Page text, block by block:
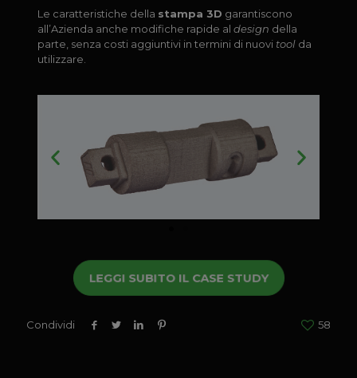
Le caratteristiche della stampa 3D garantiscono
all’Azienda anche modifiche rapide al design della
parte, senza costi aggiuntivi in termini di nuovi toolda
utilizzare.
LEGGI SUBITO IL CASE STUDY
Condividi 58